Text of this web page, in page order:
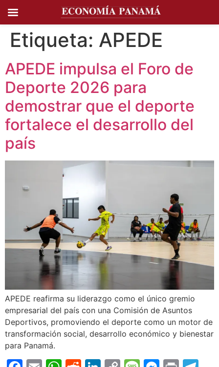
Ir al
contenido
Etiqueta: APEDE
APEDE impulsa el Foro de
Deporte 2026 para
demostrar que el deporte
fortalece el desarrollo del
país
APEDE reafirma su liderazgo como el único gremio
empresarial del país con una Comisión de Asuntos
Deportivos, promoviendo el deporte como un motor de
transformación social, desarrollo económico y bienestar
para Panamá.